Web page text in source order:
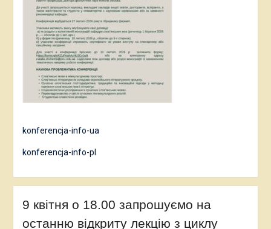
konferencja-info-ua
konferencja-info-pl
9 квітня о 18.00 запрошуємо на
останню відкриту лекцію з циклу